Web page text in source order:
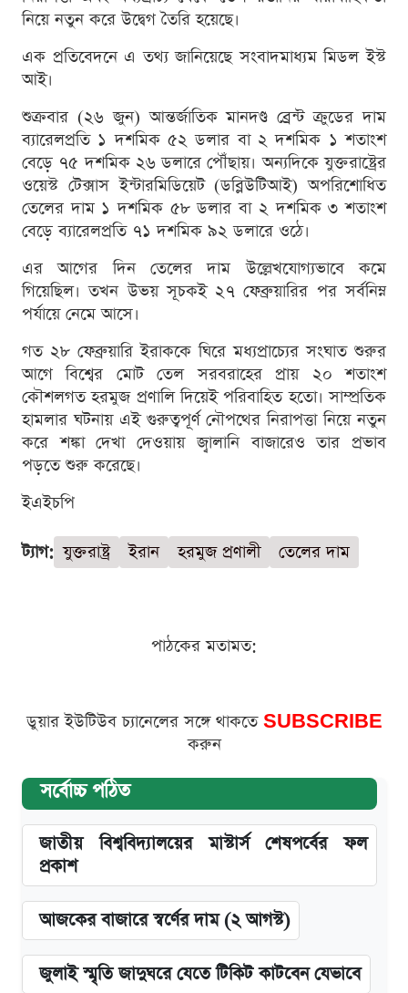
নিয়ে নতুন করে উদ্বেগ তৈরি হয়েছে।
এক প্রতিবেদনে এ তথ্য জানিয়েছে সংবাদমাধ্যম মিডল ইস্ট
আই।
শুক্রবার (২৬ জুন) আন্তর্জাতিক মানদণ্ড ব্রেন্ট ক্রুডের দাম
ব্যারেলপ্রতি ১ দশমিক ৫২ ডলার বা ২ দশমিক ১ শতাংশ
বেড়ে ৭৫ দশমিক ২৬ ডলারে পৌঁছায়। অন্যদিকে যুক্তরাষ্ট্রের
ওয়েস্ট টেক্সাস ইন্টারমিডিয়েট (ডব্লিউটিআই) অপরিশোধিত
তেলের দাম ১ দশমিক ৫৮ ডলার বা ২ দশমিক ৩ শতাংশ
বেড়ে ব্যারেলপ্রতি ৭১ দশমিক ৯২ ডলারে ওঠে।
এর আগের দিন তেলের দাম উল্লেখযোগ্যভাবে কমে
গিয়েছিল। তখন উভয় সূচকই ২৭ ফেব্রুয়ারির পর সর্বনিম্ন
পর্যায়ে নেমে আসে।
গত ২৮ ফেব্রুয়ারি ইরাককে ঘিরে মধ্যপ্রাচ্যের সংঘাত শুরুর
আগে বিশ্বের মোট তেল সরবরাহের প্রায় ২০ শতাংশ
কৌশলগত হরমুজ প্রণালি দিয়েই পরিবাহিত হতো। সাম্প্রতিক
হামলার ঘটনায় এই গুরুত্বপূর্ণ নৌপথের নিরাপত্তা নিয়ে নতুন
করে শঙ্কা দেখা দেওয়ায় জ্বালানি বাজারেও তার প্রভাব
পড়তে শুরু করেছে।
ইএইচপি
ট্যাগ: যুক্তরাষ্ট্র ইরান হরমুজ প্রণালী তেলের দাম
পাঠকের মতামত:
ডুয়ার ইউটিউব চ্যানেলের সঙ্গে থাকতে SUBSCRIBE
করুন
সর্বোচ্চ পঠিত
জাতীয় বিশ্ববিদ্যালয়ের মাস্টার্স শেষপর্বের ফল
প্রকাশ
আজকের বাজারে স্বর্ণের দাম (২ আগস্ট)
জুলাই স্মৃতি জাদুঘরে যেতে টিকিট কাটবেন যেভাবে